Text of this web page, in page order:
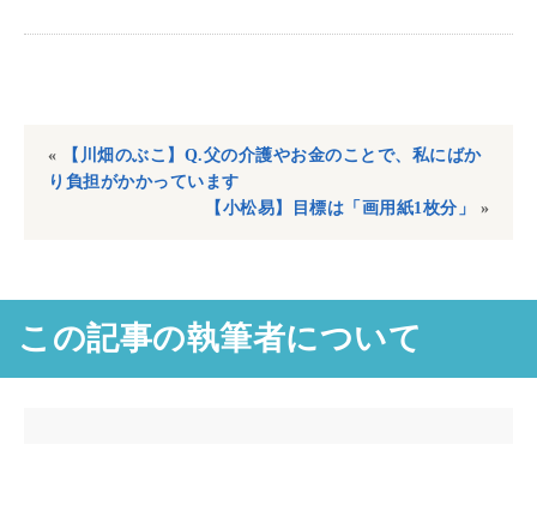
«
【川畑のぶこ】Q.父の介護やお金のことで、私にばか
り負担がかかっています
【小松易】目標は「画用紙1枚分」
»
この記事の執筆者について